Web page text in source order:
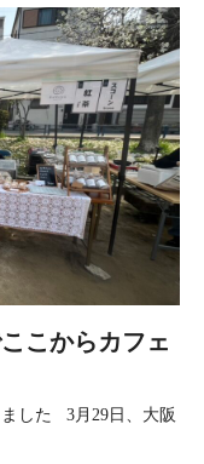
こからカフェ
した 3月29日、大阪